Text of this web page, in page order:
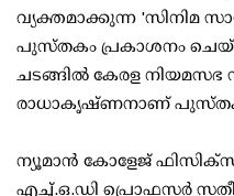
വ്യക്തമാക്കുന്ന 'സിനിമ
പുസ്തകം പ്രകാശനം
ചടങ്ങിൽ കേരള
രാധാകൃഷ്ണനാണ്
ന്യൂമാൻ കോളേജ് ഫിസിക്സ്
എച്ച്.ഒ.ഡി പ്രൊഫസർ